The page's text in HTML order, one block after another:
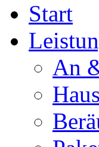
Start
An